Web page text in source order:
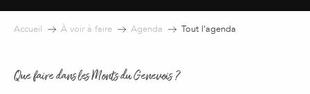
Accueil À voir à faire Agenda Tout l’agenda
Que faire dans les Monts du Genevois ?